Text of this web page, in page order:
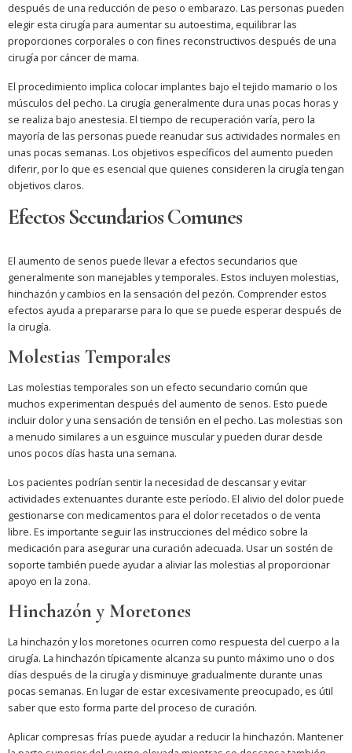
después de una reducción de peso o embarazo. Las personas pueden
elegir esta cirugía para aumentar su autoestima, equilibrar las
proporciones corporales o con fines reconstructivos después de una
cirugía por cáncer de mama.
El procedimiento implica colocar implantes bajo el tejido mamario o los
músculos del pecho. La cirugía generalmente dura unas pocas horas y
se realiza bajo anestesia. El tiempo de recuperación varía, pero la
mayoría de las personas puede reanudar sus actividades normales en
unas pocas semanas. Los objetivos específicos del aumento pueden
diferir, por lo que es esencial que quienes consideren la cirugía tengan
objetivos claros.
Efectos Secundarios Comunes
El aumento de senos puede llevar a efectos secundarios que
generalmente son manejables y temporales. Estos incluyen molestias,
hinchazón y cambios en la sensación del pezón. Comprender estos
efectos ayuda a prepararse para lo que se puede esperar después de
la cirugía.
Molestias Temporales
Las molestias temporales son un efecto secundario común que
muchos experimentan después del aumento de senos. Esto puede
incluir dolor y una sensación de tensión en el pecho. Las molestias son
a menudo similares a un esguince muscular y pueden durar desde
unos pocos días hasta una semana.
Los pacientes podrían sentir la necesidad de descansar y evitar
actividades extenuantes durante este período. El alivio del dolor puede
gestionarse con medicamentos para el dolor recetados o de venta
libre. Es importante seguir las instrucciones del médico sobre la
medicación para asegurar una curación adecuada. Usar un sostén de
soporte también puede ayudar a aliviar las molestias al proporcionar
apoyo en la zona.
Hinchazón y Moretones
La hinchazón y los moretones ocurren como respuesta del cuerpo a la
cirugía. La hinchazón típicamente alcanza su punto máximo uno o dos
días después de la cirugía y disminuye gradualmente durante unas
pocas semanas. En lugar de estar excesivamente preocupado, es útil
saber que esto forma parte del proceso de curación.
Aplicar compresas frías puede ayudar a reducir la hinchazón. Mantener